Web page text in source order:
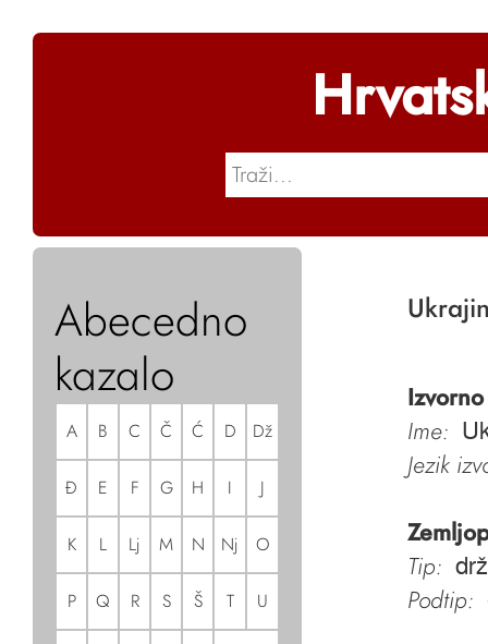
Abecedno
kazalo
A B C Č Ć D Dž
Đ E F G H I J
K L Lj M N Nj O
P Q R S Š T U
Ime:
Jezik
Tip:
Podtip: